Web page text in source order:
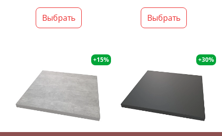
Выбрать Выбрать
+15% +30%